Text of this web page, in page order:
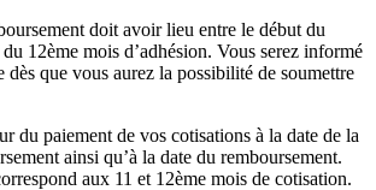
doit avoir lieu entre le début du
12ème mois d’adhésion. Vous serez informé
dès que vous aurez la possibilité de soumettre
du paiement de vos cotisations à la date de la
ainsi qu’à la date du remboursement.
aux 11 et 12ème mois de cotisation.